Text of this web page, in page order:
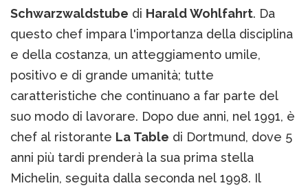
Schwarzwaldstube di Harald Wohlfahrt. Da
questo chef impara l'importanza della disciplina
e della costanza, un atteggiamento umile,
positivo e di grande umanità; tutte
caratteristiche che continuano a far parte del
suo modo di lavorare. Dopo due anni, nel 1991, è
chef al ristorante La Table di Dortmund, dove 5
anni più tardi prenderà la sua prima stella
Michelin, seguita dalla seconda nel 1998. Il